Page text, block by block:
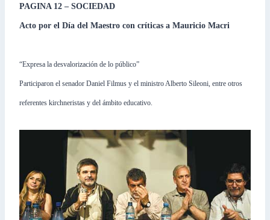
PAGINA 12 – SOCIEDAD
Acto por el Día del Maestro con críticas a Mauricio Macri
“Expresa la desvalorización de lo público”
Participaron el senador Daniel Filmus y el ministro Alberto Sileoni, entre otros
referentes kirchneristas y del ámbito educativo.